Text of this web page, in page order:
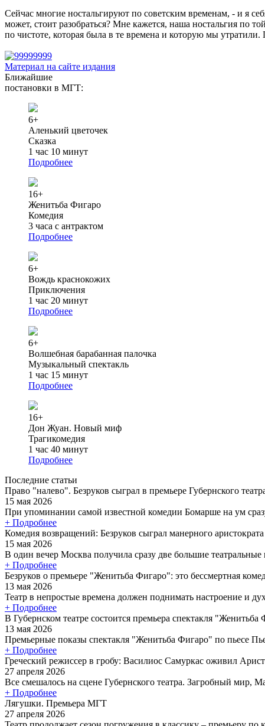
Сейчас многие ностальгируют по советским временам, - и я
может, стоит разобраться? Мне кажется, наша ностальгия по
по чистоте, которая была в те времена и которую мы
Материал на сайте издания
Ближайшие
постановки в МГТ:
6+
Аленький цветочек
Сказка
1 час 10 минут
Подробнее
16+
Женитьба Фигаро
Комедия
3 часа с антрактом
Подробнее
6+
Вождь краснокожих
Приключения
1 час 20 минут
Подробнее
6+
Волшебная барабанная палочка
Музыкальный спектакль
1 час 15 минут
Подробнее
16+
Дон Жуан. Новый миф
Трагикомедия
1 час 40 минут
Подробнее
Последние статьи
Право "налево". Безруков сыграл в премьере Губернского
15 мая 2026
При упоминании самой известной комедии Бомарше на ум
+ Подробнее
Комедия возвращений: Безруков сыграл манерного
15 мая 2026
В один вечер Москва получила сразу две большие
+ Подробнее
Безруков о премьере "Женитьба Фигаро": это бессмертная
13 мая 2026
Театр в непростые времена должен поднимать настроение и
+ Подробнее
В Губернском театре состоится премьера спектакля
13 мая 2026
Премьерные показы спектакля "Женитьба Фигаро" по пьесе
+ Подробнее
Греческий режиссер в гробу: Василиос Самуркас оживил
27 апреля 2026
Все смешалось на сцене Губернского театра. Загробный мир,
+ Подробнее
Лягушки. Премьера МГТ
27 апреля 2026